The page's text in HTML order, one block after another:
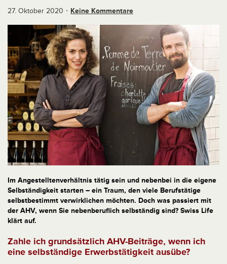
27. Oktober 2020 Keine Kommentare
Im Angestelltenverhältnis tätig sein und nebenbei in die eigene
Selbständigkeit starten – ein Traum, den viele Berufstätige
selbstbestimmt verwirklichen möchten. Doch was passiert mit
der AHV, wenn Sie nebenberuflich selbständig sind? Swiss Life
klärt auf.
Zahle ich grundsätzlich AHV-Beiträge, wenn ich
eine selbständige Erwerbstätigkeit ausübe?